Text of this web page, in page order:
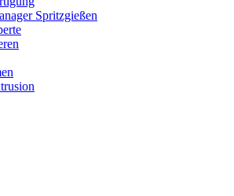
Spritzgießen